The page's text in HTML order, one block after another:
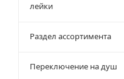
лейки
Раздел ассортимента
Переключение на душ